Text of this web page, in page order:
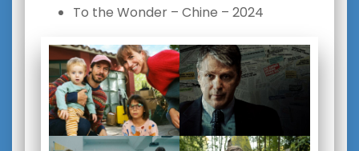
To the Wonder – Chine – 2024